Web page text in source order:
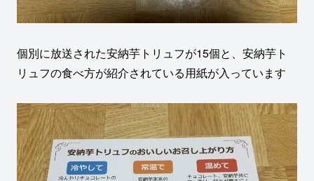
個別に放送された安納芋トリュフが15個と、安納芋ト
リュフの食べ方が紹介されている用紙が入っています